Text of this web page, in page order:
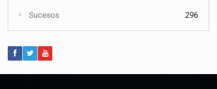
Política
Sucesos 296